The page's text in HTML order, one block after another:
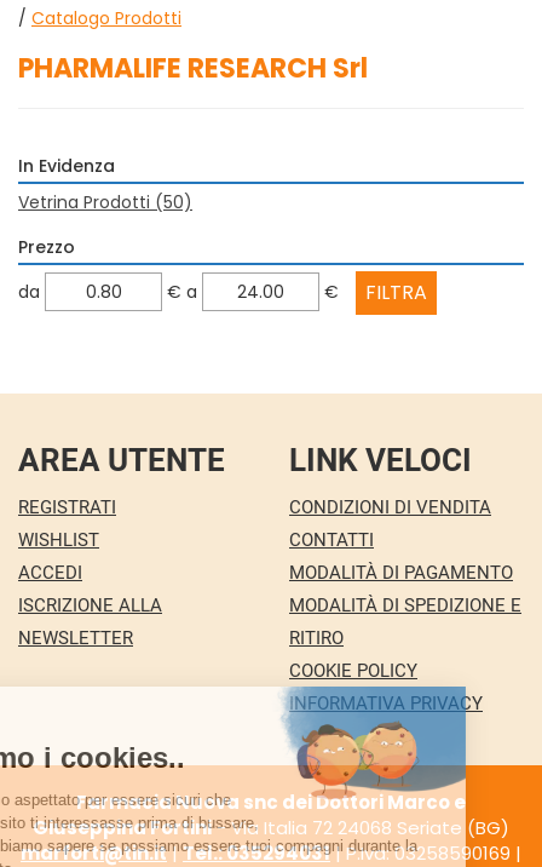
/ Catalogo Prodotti
PHARMALIFE RESEARCH Srl
In Evidenza
Vetrina Prodotti (50)
Prezzo
filtra
da € filtra
a €
AREA UTENTE
REGISTRATI
WISHLIST
ACCEDI
ISCRIZIONE ALLA
NEWSLETTER
LINK VELOCI
CONDIZIONI DI VENDITA
CONTATTI
MODALITÀ DI PAGAMENTO
MODALITÀ DI SPEDIZIONE E
RITIRO
COOKIE POLICY
INFORMATIVA PRIVACY
Farmacia Nuova snc dei Dottori Marco e
Giuseppina Fortini- Via Italia 72 24068 Seriate (BG)
marforti@tin.it|Tel.: 035294031| P.Iva: 03258590169 |